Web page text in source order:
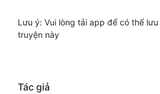
Lưu ý: Vui lòng tải app để có thể
truyện này
Tác giả